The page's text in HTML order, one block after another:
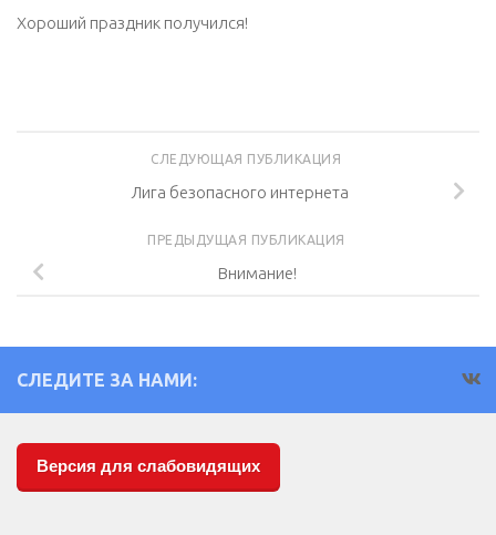
Хороший праздник получился!
СЛЕДУЮЩАЯ ПУБЛИКАЦИЯ
Лига безопасного интернета
ПРЕДЫДУЩАЯ ПУБЛИКАЦИЯ
Внимание!
СЛЕДИТЕ ЗА НАМИ:
Версия для слабовидящих